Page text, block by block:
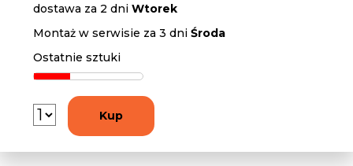
dostawa za 2 dniWtorek
Montaż w serwisie za 3 dniŚroda
Ostatnie sztuki
Kup